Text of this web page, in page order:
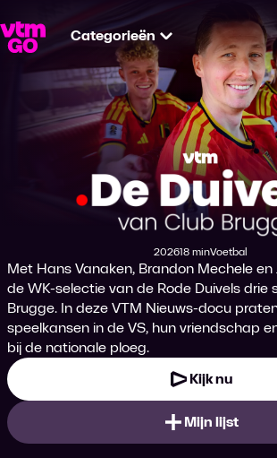
Categorieën
De
Productiejaar
2026
Tijdsduur
18 min
Genre
Voetbal
Met Hans Vanaken, Brandon Mechele
de WK-selectie van de Rode Duivels drie
Brugge. In deze VTM Nieuws-docu
speelkansen in de VS, hun vriendschap
bij de nationale ploeg.
Kijk nu
Mijn lijst